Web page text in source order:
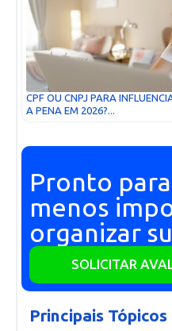
CPF OU CNPJ PARA
A PENA EM 2026?...
Pronto
menos
organizar
SOLICITAR
Principais Tópicos